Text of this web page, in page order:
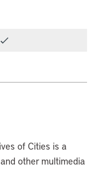
of Cities is a
other multimedia